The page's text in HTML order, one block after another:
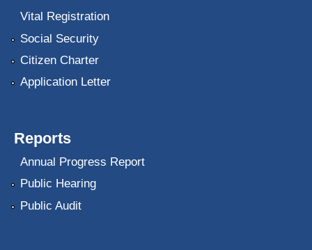
Vital Registration
Social Security
Citizen Charter
Application Letter
Reports
Annual Progress Report
Public Hearing
Public Audit